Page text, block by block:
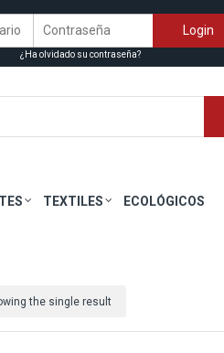
¿Ha olvidado su contraseña?
TEXTILES ECOLÓGICOS
the single result